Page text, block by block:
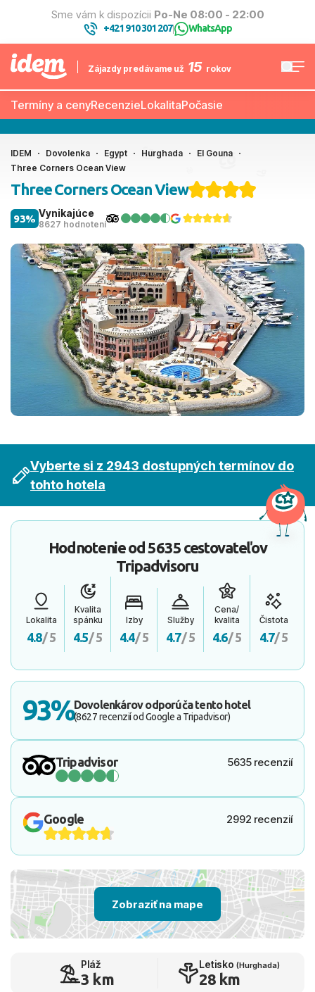
Sme vám k dispozícii Po-Ne 08:00 - 22:00
+421 910 301 207| WhatsApp
Zájazdy predávame už 15 rokov
Termíny a cenyRecenzieLokalitaPočasie
IDEM Dovolenka Egypt Hurghada
El Gouna
Three Corners Ocean View
Three Corners Ocean View
Vynikajúce
8627 hodnotení
93%
Vyberte si z 2943 dostupných termínov do
tohto hotela
Hodnotenie od5635 cestovateľov
Tripadvisoru
Lokalita
4.8/ 5
Kvalita
spánku
4.5/ 5
Izby
4.4/ 5
Služby
4.7/ 5
Cena/
kvalita
4.6/ 5
Čistota
4.7/ 5
93%Dovolenkárov odporúča tento hotel
(8627 recenzií od Google a Tripadvisor)
Tripadvisor 5635 recenzií
Google 2992 recenzií
Zobraziť na mape
Pláž
3 km
Letisko (Hurghada)
28 km